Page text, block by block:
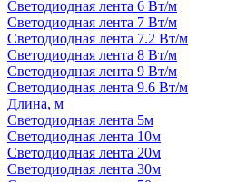
Светодиодная лента 6 Вт/м
Светодиодная лента 7 Вт/м
Светодиодная лента 7.2 Вт/м
Светодиодная лента 8 Вт/м
Светодиодная лента 9 Вт/м
Светодиодная лента 9.6 Вт/м
Длина, м
Светодиодная лента 5м
Светодиодная лента 10м
Светодиодная лента 20м
Светодиодная лента 30м